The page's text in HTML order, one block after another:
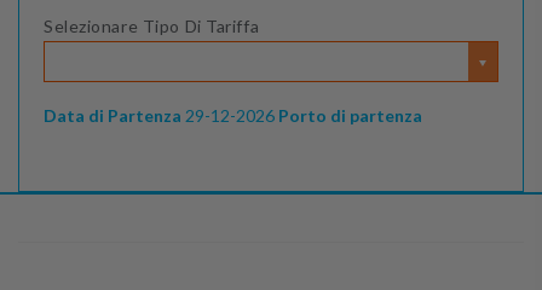
Selezionare Tipo Di Tariffa
Data di Partenza 29-12-2026 Porto di partenza